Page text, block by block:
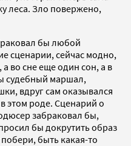
леса. Зло повержено,
бы любой
сценарии, сейчас модно,
во сне еще один сон, а в
судебный маршал,
вдруг сам оказывался
этом роде. Сценарий о
забраковал бы,
бы докрутить образ
быть какая-то